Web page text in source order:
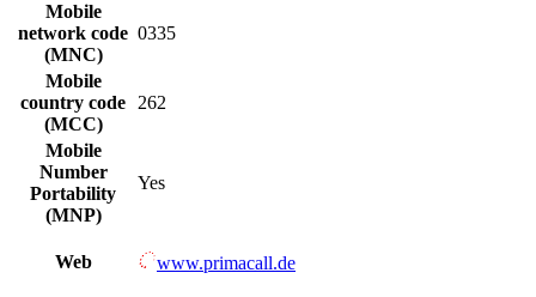
Mobile
network code
(MNC)
0335
Mobile
country code
(MCC)
262
Mobile
Number
Portability
(MNP)
Yes
Web www.primacall.de